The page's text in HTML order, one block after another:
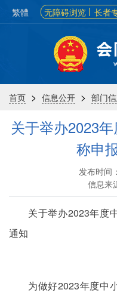
繁體 无障碍浏览 长者
首页 > 信息公开 > 部门
关于举办2023
称申
发布时间
信息来
关于举办2023年度
通知
为做好2023年度中